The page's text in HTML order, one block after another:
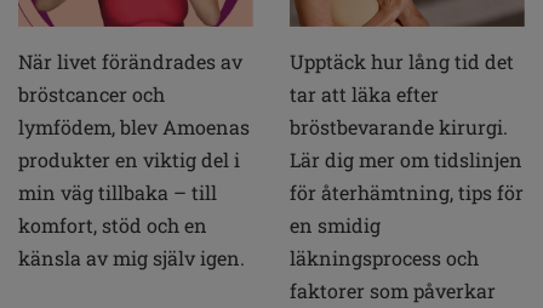
När livet förändrades av
bröstcancer och
lymfödem, blev Amoenas
produkter en viktig del i
min väg tillbaka – till
komfort, stöd och en
känsla av mig själv igen.
Upptäck hur lång tid det
tar att läka efter
bröstbevarande kirurgi.
Lär dig mer om tidslinjen
för återhämtning, tips för
en smidig
läkningsprocess och
faktorer som påverkar